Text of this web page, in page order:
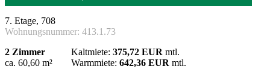
7. Etage, 708
Wohnungsnummer: 413.1.73
2 Zimmer
ca. 60,60 m²
Kaltmiete: 375,72 EUR mtl.
Warmmiete: 642,36 EUR mtl.